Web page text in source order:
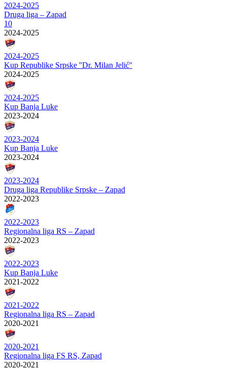
2024-2025
Druga liga – Zapad
10
2024-2025
2024-2025
Kup Republike Srpske ''Dr. Milan Jelić''
2024-2025
2024-2025
Kup Banja Luke
2023-2024
2023-2024
Kup Banja Luke
2023-2024
2023-2024
Druga liga Republike Srpske – Zapad
2022-2023
2022-2023
Regionalna liga RS – Zapad
2022-2023
2022-2023
Kup Banja Luke
2021-2022
2021-2022
Regionalna liga RS – Zapad
2020-2021
2020-2021
Regionalna liga FS RS, Zapad
2020-2021